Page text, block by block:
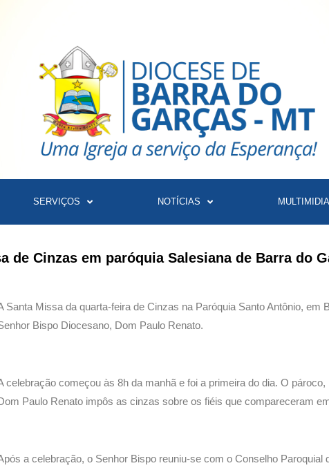
SERVIÇOS NOTÍCIAS MULTIMIDIA
de Cinzas em paróquia Salesiana de Barra do
Santa Missa da quarta-feira de Cinzas na Paróquia Santo Antônio,
Bispo Diocesano, Dom Paulo Renato.
celebração começou às 8h da manhã e foi a primeira do dia. O
Paulo Renato impôs as cinzas sobre os fiéis que compareceram
a celebração, o Senhor Bispo reuniu-se com o Conselho